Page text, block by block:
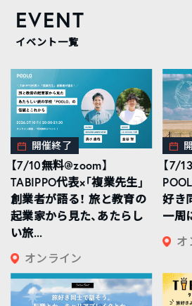
EVENT
イベント一覧
開催終了
【7/10無料@zoom】
TABIPPO代表×「複業先生」
創業者が語る！ 旅と教育の
起業家から見た、あたらし
い旅...
オンライン
【7/
好き
一周
オ